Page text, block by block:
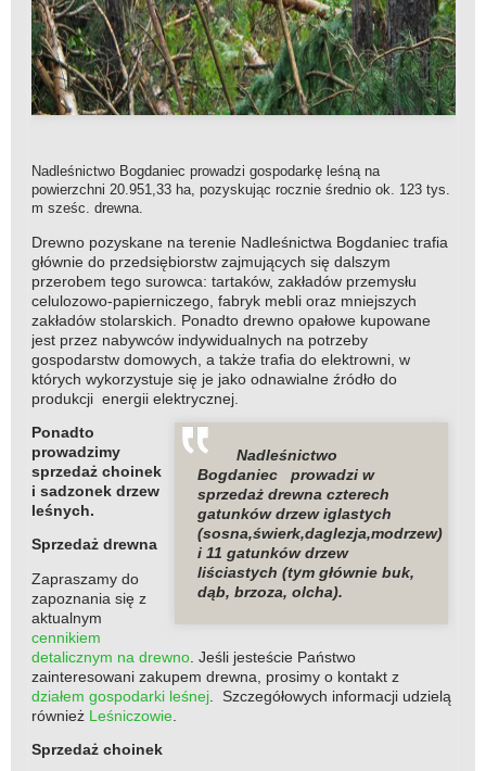
Nadleśnictwo Bogdaniec prowadzi gospodarkę leśną na
powierzchni 20.951,33 ha, pozyskując rocznie średnio ok. 123 tys.
m sześc. drewna.
Drewno pozyskane na terenie Nadleśnictwa Bogdaniec trafia
głównie do przedsiębiorstw zajmujących się dalszym
przerobem tego surowca: tartaków, zakładów przemysłu
celulozowo-papierniczego, fabryk mebli oraz mniejszych
zakładów stolarskich. Ponadto drewno opałowe kupowane
jest przez nabywców indywidualnych na potrzeby
gospodarstw domowych, a także trafia do elektrowni, w
których wykorzystuje się je jako odnawialne źródło do
produkcji energii elektrycznej.
Nadleśnictwo
Bogdaniec prowadzi w
sprzedaż drewna czterech
gatunków drzew iglastych
(sosna,świerk,daglezja,modrzew)
i 11 gatunków drzew
liściastych (tym głównie buk,
dąb, brzoza, olcha).
Ponadto
prowadzimy
sprzedaż choinek
i sadzonek drzew
leśnych.
Sprzedaż drewna
Zapraszamy do
zapoznania się z
aktualnym
cennikiem
detalicznym na drewno. Jeśli jesteście Państwo
zainteresowani zakupem drewna, prosimy o kontakt z
działem gospodarki leśnej. Szczegółowych informacji udzielą
również Leśniczowie
Sprzedaż choinek